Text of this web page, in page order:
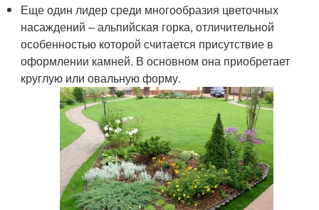
Еще один лидер среди многообразия цветочных
насаждений – альпийская горка, отличительной
особенностью которой считается присутствие в
оформлении камней. В основном она приобретает
круглую или овальную форму.